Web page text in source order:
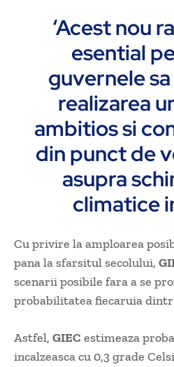
‘Acest nou
esential
guvernele
realizarea
ambitios si
din punct de
asupra
climatice
Cu privire la amploarea
pana la sfarsitul secolului,
scenarii posibile fara a se
probabilitatea fiecaruia
Astfel, GIEC estimeaza
incalzeasca cu 0,3 grade